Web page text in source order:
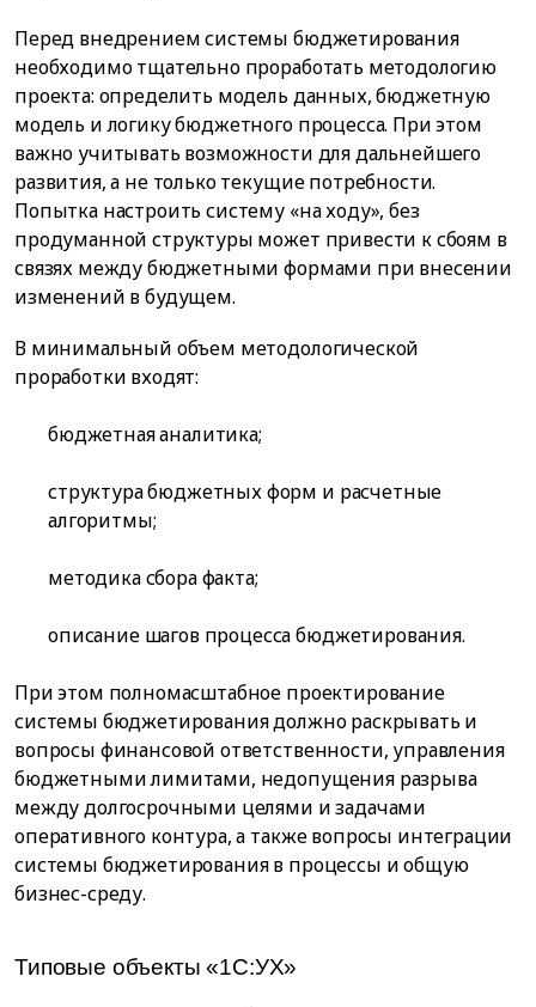
Перед внедрением системы бюджетирования
необходимо тщательно проработать методологию
проекта: определить модель данных, бюджетную
модель и логику бюджетного процесса. При этом
важно учитывать возможности для дальнейшего
развития, а не только текущие потребности.
Попытка настроить систему «на ходу», без
продуманной структуры может привести к сбоям в
связях между бюджетными формами при внесении
изменений в будущем.
В минимальный объем методологической
проработки входят:
бюджетная аналитика;
структура бюджетных форм и расчетные
алгоритмы;
методика сбора факта;
описание шагов процесса бюджетирования.
При этом полномасштабное проектирование
системы бюджетирования должно раскрывать и
вопросы финансовой ответственности, управления
бюджетными лимитами, недопущения разрыва
между долгосрочными целями и задачами
оперативного контура, а также вопросы интеграции
системы бюджетирования в процессы и общую
бизнес-среду.
Типовые объекты «1С:УХ»